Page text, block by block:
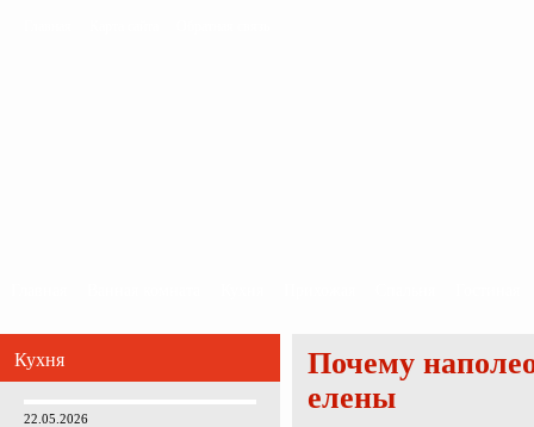
Кухня
22.05.2026
Почему
елены